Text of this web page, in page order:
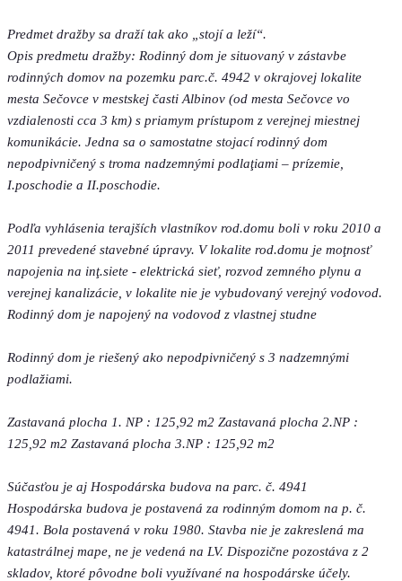
Predmet dražby sa draží tak ako „stojí a leží“.
Opis predmetu dražby: Rodinný dom je situovaný v zástavbe
rodinných domov na pozemku parc.č. 4942 v okrajovej lokalite
mesta Sečovce v mestskej časti Albinov (od mesta Sečovce vo
vzdialenosti cca 3 km) s priamym prístupom z verejnej miestnej
komunikácie. Jedna sa o samostatne stojací rodinný dom
nepodpivničený s troma nadzemnými podlaţiami – prízemie,
I.poschodie a II.poschodie.
Podľa vyhlásenia terajších vlastníkov rod.domu boli v roku 2010 a
2011 prevedené stavebné úpravy. V lokalite rod.domu je moţnosť
napojenia na inţ.siete - elektrická sieť, rozvod zemného plynu a
verejnej kanalizácie, v lokalite nie je vybudovaný verejný vodovod.
Rodinný dom je napojený na vodovod z vlastnej studne
Rodinný dom je riešený ako nepodpivničený s 3 nadzemnými
podlažiami.
Zastavaná plocha 1. NP : 125,92 m2 Zastavaná plocha 2.NP :
125,92 m2 Zastavaná plocha 3.NP : 125,92 m2
Súčasťou je aj Hospodárska budova na parc. č. 4941
Hospodárska budova je postavená za rodinným domom na p. č.
4941. Bola postavená v roku 1980. Stavba nie je zakreslená ma
katastrálnej mape, ne je vedená na LV. Dispozične pozostáva z 2
skladov, ktoré pôvodne boli využívané na hospodárske účely.